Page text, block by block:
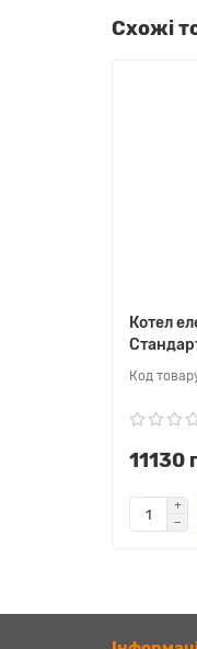
Схожі
Котел
11130